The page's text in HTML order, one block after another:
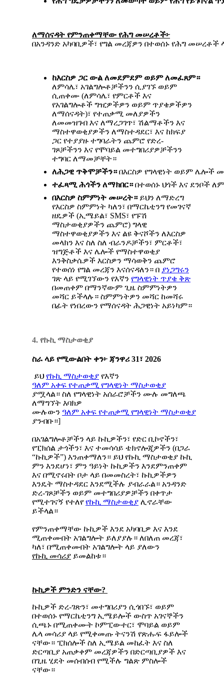
ለማሰናዳት የምንጠቀማቸው የሕግ መሠረቶች፦
በአንዳንድ አካባቢዎች፣ የግል መረጃዎን በተወሰኑ የሕግ
ከእርስዎ ጋር ውል ለመደምደም ወይም ለመፈጸም።
ለምሳሌ፣ አገልግሎቶቻችንን ሲያገኙ ወይም
ሲጠቀሙ (ለምሳሌ፣ የምርቶች እና
የአገልግሎቶች ግዢዎችዎን ወይም ጥያቄዎችዎን
ለማሰናዳት)፣ የተጠቃሚ መለያዎችን
ለመመዝገብ እና ለማረጋገጥ፣ ሽልማቶችን እና
ማስተዋወቂያዎችን ለማስተዳደር፣ እና ከክፍያ
ጋር የተያያዙ ተግባራትን ጨምሮ የድረ-
ገጾቻችንን እና የሞባይል መተግበሪያዎቻችንን
ተግባር ለማመቻቸት።
ለሕጋዊ ጥቅሞቻችን። በእርስዎ የግላዊነት ወይም ሌሎች
ተፈጻሚ ሕጎችን ለማክበር። በተወሰኑ ህጎች እና ደንቦች
በእርስዎ ስምምነት መሠረት።ይህን ለማድረግ
የእርስዎ ስምምነት ካለን፣ በማርኬቲንግ የመገናኛ
ዘዴዎች (ኢሜይል፣ SMS፣ የፑሽ
ማስታወቂያዎችን ጨምሮ) ግላዊ
ማስተዋወቂያዎችን እና ልዩ ቅናሾችን ለእርስዎ
መላክን እና ስለ ስለ ብራንዶቻችን፣ ምርቶች፣
ዝግጅቶች እና ሌሎች የማስተዋወቂያ
እንቅስቃሴዎች እርስዎን ማሳወቅን ጨምሮ
የተወሰነ የግል መረጃን እናሰናዳለን። በ ያነጋግሩን
ገጽ ላይ የሚገኘውን የእኛን የግላዊነት ጥያቄ ቅጽ
በመጠቀም በማንኛውም ጊዜ ስምምነትዎን
መሻር ይችላሉ። ስምምነትዎን መሻር ከመሻሩ
በፊት የነበረውን የማሰናዳት ሕጋዊነት አይነካም።
4. የኩኪ ማስታወቂያ
ስራ ላይ የሚውልበት ቀን፦ ጃንዋሪ31፣ 2026
ይህየኩኪ ማስታወቂያ የእኛን
ዓለም አቀፍ የተጠቃሚ የግላዊነት ማስታወቂያ
ያሟላል። ስለ የግላዊነት አሰራሮቻችን ሙሉ መግለጫ
ለማግኘት እባክዎ
ሙሉውን ዓለም አቀፍ የተጠቃሚ የግላዊነት ማስታወቂያ
ያንብቡ።]
በአገልግሎቶቻችን ላይ ኩኪዎችን፣ የድር ቢኮኖችን፣
የፒክሰል ታጎችን፣ እና ተመሳሳይ ቴክኖሎጂዎችን (በጋራ
“ኩኪዎች”) እንጠቀማለን። ይህ የኩኪ ማስታወቂያ ኩኪ
ምን እንደሆነ፣ ምን ዓይነት ኩኪዎችን እንደምንጠቀም
እና በሚኖሩበት ቦታ ላይ በመመስረት፣ ኩኪዎችዎን
እንዴት ማስተዳደር እንደሚችሉ ያብራራል። አንዳንድ
ድረ-ገጾቻችን ወይም መተግበሪያዎቻችን በቀጥታ
የሚተገናኝ የተለየ የኩኪ ማስታወቂያ ሊኖራቸው
ይችላል።
የምንጠቀማቸው ኩኪዎች እንደ አካባቢዎ እና እንደ
ሚጠቀሙበት አገልግሎት ይለያያሉ። ለበለጠ መረጃ፣
ካለ፣ በሚጠቀሙበት አገልግሎት ላይ ያለውን
የኩኪ መሳሪያ ይመልከቱ።
ኩኪዎች ምንድን ናቸው?
ኩኪዎች ድረ-ገጽን፣ መተግበሪያን ሲጎበኙ፣ ወይም
በተወሰኑ የማርኬቲንግ ኢሜይሎች ውስጥ አገናኞችን
ሲጫኑ በሚጠቀሙት ኮምፒውተር፣ ሞባይል ወይም
ሌላ መሳሪያ ላይ የሚቀመጡ ትናንሽ የጽሑፍ ፋይሎች
ናቸው። ፒክሰሎች ስለ ኢሜይል መከፈት እና ስለ
ድርጣቢያ አጠቃቀም መረጃዎችን በድርጣቢያዎች እና
በጊዜ ሂደት መሰብሰብ የሚችሉ ግልጽ ምስሎች
ናቸው።